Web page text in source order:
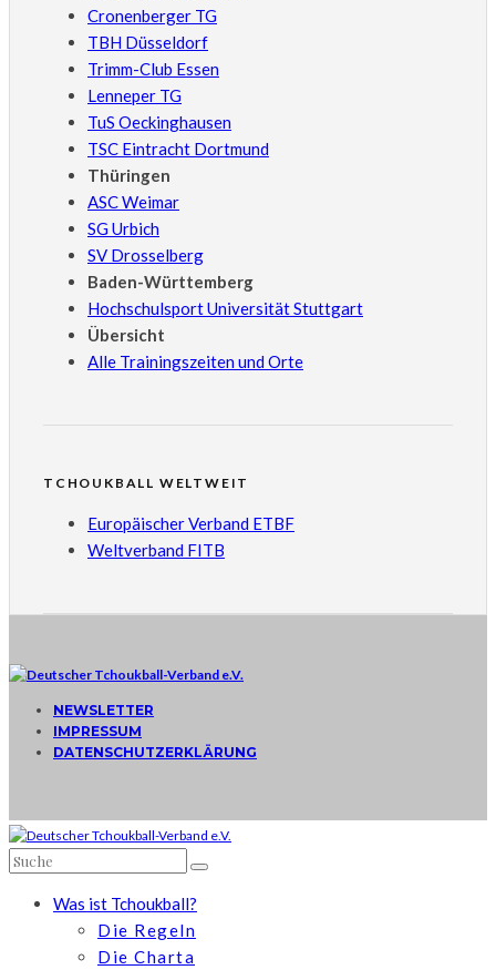
Cronenberger TG
TBH Düsseldorf
Trimm-Club Essen
Lenneper TG
TuS Oeckinghausen
TSC Eintracht Dortmund
Thüringen
ASC Weimar
SG Urbich
SV Drosselberg
Baden-Württemberg
Hochschulsport Universität Stuttgart
Übersicht
Alle Trainingszeiten und Orte
TCHOUKBALL WELTWEIT
Europäischer Verband ETBF
Weltverband FITB
NEWSLETTER
IMPRESSUM
DATENSCHUTZERKLÄRUNG
Was ist Tchoukball?
Die Regeln
Die Charta